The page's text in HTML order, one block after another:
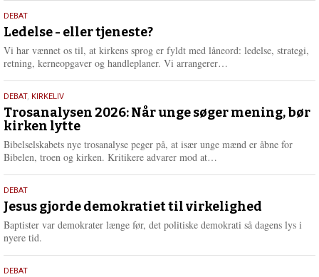
e
e
10.
juni
2026
DEBAT
Ledelse - eller tjeneste?
Vi har vænnet os til, at kirkens sprog er fyldt med låneord: ledelse, strategi,
retning, kerneopgaver og handleplaner. Vi arrangerer…
e
2.
juni
2026
DEBAT, KIRKELIV
Trosanalysen 2026: Når unge søger mening, bør
kirken lytte
Bibelselskabets nye trosanalyse peger på, at især unge mænd er åbne for
Bibelen, troen og kirken. Kritikere advarer mod at…
e
e
18.
maj
2026
DEBAT
Jesus gjorde demokratiet til virkelighed
Baptister var demokrater længe før, det politiske demokrati så dagens lys i
nyere tid.
18.
DEBAT